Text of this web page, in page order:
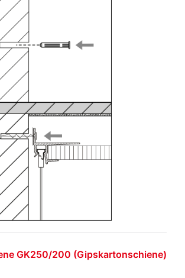
GK250/200 (Gipskartonschiene)